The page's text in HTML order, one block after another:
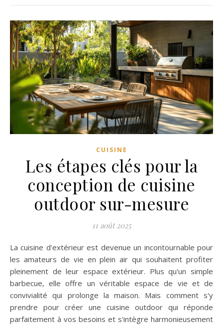
CUISINE
Les étapes clés pour la
conception de cuisine
outdoor sur-mesure
11 août 2025
La cuisine d'extérieur est devenue un incontournable pour
les amateurs de vie en plein air qui souhaitent profiter
pleinement de leur espace extérieur. Plus qu'un simple
barbecue, elle offre un véritable espace de vie et de
convivialité qui prolonge la maison. Mais comment s'y
prendre pour créer une cuisine outdoor qui réponde
parfaitement à vos besoins et s'intègre harmonieusement